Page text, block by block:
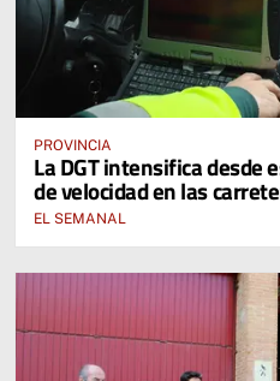
PROVINCIA
La DGT intensifica desde
de velocidad en las
EL SEMANAL